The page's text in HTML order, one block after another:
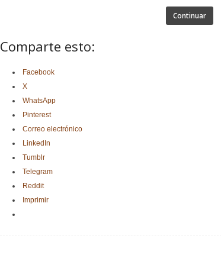
Continuar
Comparte esto:
Facebook
X
WhatsApp
Pinterest
Correo electrónico
LinkedIn
Tumblr
Telegram
Reddit
Imprimir